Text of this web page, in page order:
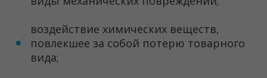
воздействие химических веществ,
повлекшее за собой потерю товарного
вида;